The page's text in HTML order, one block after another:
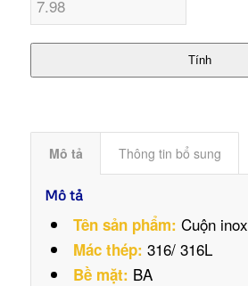
Tính
Mô tả Thông tin bổ sung
Mô tả
Tên sản phẩm: Cuộn inox
Mác thép: 316/ 316L
Bề mặt: BA